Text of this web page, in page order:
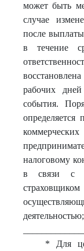
может быть
случае
после
в течение
рабочих дней
события.
определяется
налоговому
в связи с
деятельностью;
* Для